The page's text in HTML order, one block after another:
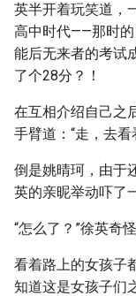
英半开着玩笑道，
高中时代——那时的
能后无来者的考试
了个28分？！
在互相介绍自己之
手臂道：“走，去
倒是姚晴珂，由于
英的亲昵举动吓了
“怎么了？”徐英奇
看着路上的女孩子
知道这是女孩子们